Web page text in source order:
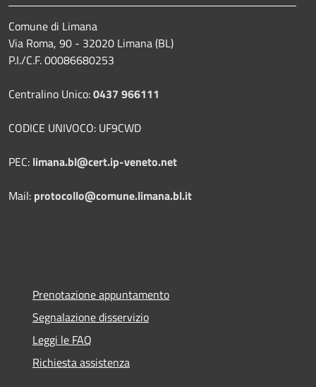
Comune di Limana
Via Roma, 90 - 32020 Limana (BL)
P.I./C.F. 00086680253
Centralino Unico:0437 966111
CODICE UNIVOCO: UF9CWD
PEC: limana.bl@cert.ip-veneto.net
Mail: protocollo@comune.limana.bl.it
Prenotazione appuntamento
Segnalazione disservizio
Leggi le FAQ
Richiesta assistenza